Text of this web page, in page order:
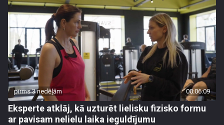
pirms 3 nedēļām 00:06:09
Eksperte atklāj, kā uzturēt lielisku fizisko formu
ar pavisam nelielu laika ieguldījumu